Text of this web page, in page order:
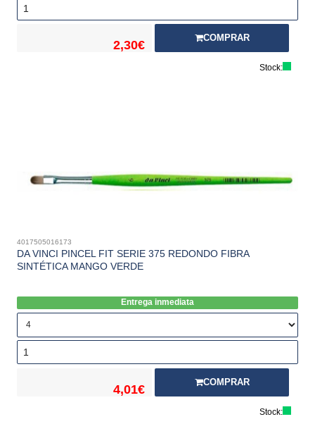
2,30€
COMPRAR
Stock:
4017505016173
DA VINCI PINCEL FIT SERIE 375 REDONDO FIBRA
SINTÉTICA MANGO VERDE
Entrega inmediata
4,01€
COMPRAR
Stock: